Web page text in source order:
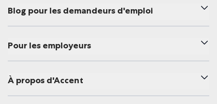
Blog pour les demandeurs d'emploi
Pour les employeurs
À propos d'Accent